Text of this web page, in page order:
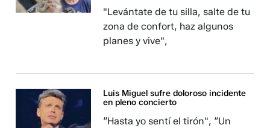
"Levántate de tu silla, salte de tu
zona de confort, haz algunos
planes y vive",
Luis Miguel sufre doloroso incidente
en pleno concierto
“Hasta yo sentí el tirón", “Un